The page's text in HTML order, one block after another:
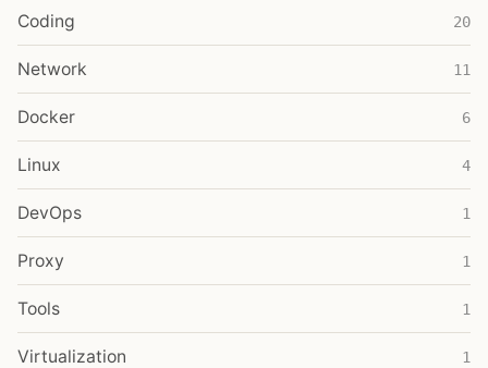
Coding 20
Network 11
Docker 6
Linux 4
DevOps 1
Proxy 1
Tools 1
Virtualization
1